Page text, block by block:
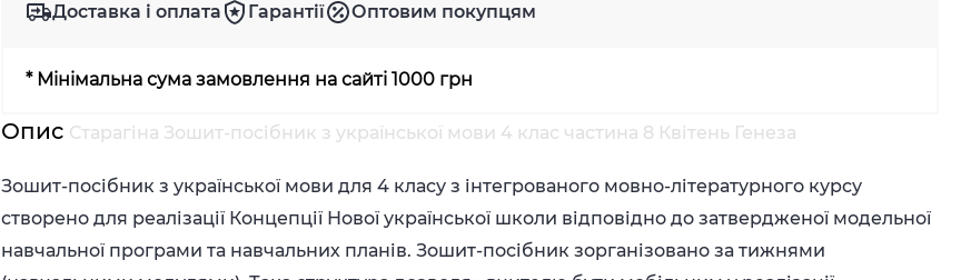
Доставка і оплата Гарантії Оптовим покупцям
* Мінімальна сума замовлення на сайті 1000 грн
Опис Старагіна Зошит-посібник з української мови 4 клас частина 8 Квітень Генеза
Зошит-посібник з української мови для 4 класу з інтегрованого мовно-літературного курсу
створено для реалізації Концепції Нової української школи відповідно до затвердженої модельної
навчальної програми та навчальних планів.Зошит-посібник зорганізовано за тижнями